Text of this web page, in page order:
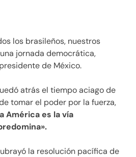
los brasileños, nuestros
jornada democrática,
de México.
atrás el tiempo aciago de
tomar el poder por la fuerza,
América es la vía
la resolución pacífica de